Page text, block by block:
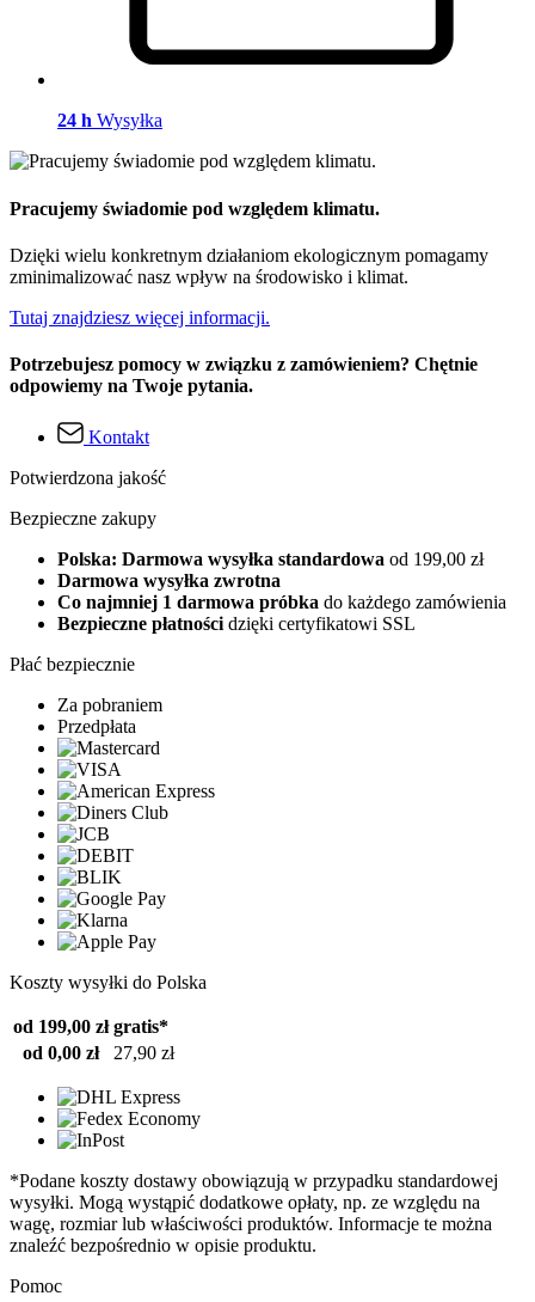
24 h Wysyłka
Pracujemy świadomie pod względem klimatu.
Dzięki wielu konkretnym działaniom ekologicznym pomagamy
zminimalizować nasz wpływ na środowisko i klimat.
Tutaj znajdziesz więcej informacji.
Potrzebujesz pomocy w związku z zamówieniem? Chętnie
odpowiemy na Twoje pytania.
Kontakt
Potwierdzona jakość
Bezpieczne zakupy
Polska: Darmowa wysyłka standardowa od 199,00 zł
Darmowa wysyłka zwrotna
Co najmniej 1 darmowa próbka do każdego zamówienia
Bezpieczne płatnościdzięki certyfikatowi SSL
Płać bezpiecznie
Za pobraniem
Przedpłata
Koszty wysyłki do Polska
od 199,00 zł gratis*
od 0,00 zł
27,90 zł
*Podane koszty dostawy obowiązują w przypadku standardowej
wysyłki. Mogą wystąpić dodatkowe opłaty, np. ze względu na
wagę, rozmiar lub właściwości produktów. Informacje te można
znaleźć bezpośrednio w opisie produktu.
Pomoc